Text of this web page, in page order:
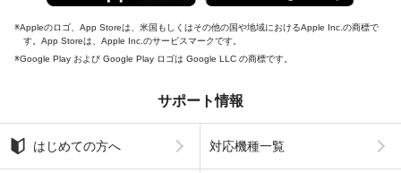
Appleのロゴ、App Storeは、米国もしくはその他の国や地域におけるApple Inc.の商標で
す。App Storeは、Apple Inc.のサービスマークです。
Google Play および Google Play ロゴは Google LLC の商標です。
サポート情報
はじめての方へ 対応機種一覧